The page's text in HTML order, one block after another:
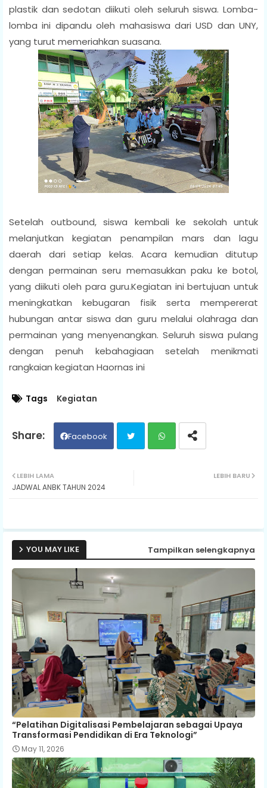
plastik dan sedotan diikuti oleh seluruh siswa. Lomba-
lomba ini dipandu oleh mahasiswa dari USD dan UNY,
yang turut memeriahkan suasana.
Setelah outbound, siswa kembali ke sekolah untuk
melanjutkan kegiatan penampilan mars dan lagu
daerah dari setiap kelas. Acara kemudian ditutup
dengan permainan seru memasukkan paku ke botol,
yang diikuti oleh para guru.Kegiatan ini bertujuan untuk
meningkatkan kebugaran fisik serta mempererat
hubungan antar siswa dan guru melalui olahraga dan
permainan yang menyenangkan. Seluruh siswa pulang
dengan penuh kebahagiaan setelah menikmati
rangkaian kegiatan Haornas ini
Tags Kegiatan
Facebook
LEBIH BARU
LEBIH LAMA
JADWAL ANBK TAHUN 2024
YOU MAY LIKE Tampilkan selengkapnya
“Pelatihan Digitalisasi Pembelajaran sebagai Upaya
Transformasi Pendidikan di Era Teknologi”
May 11, 2026